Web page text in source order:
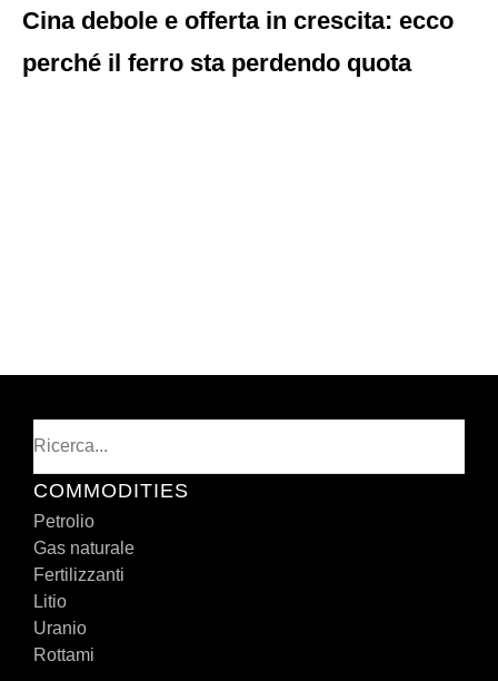
Cina debole e offerta in crescita: ecco
perché il ferro sta perdendo quota
COMMODITIES
Petrolio
Gas naturale
Fertilizzanti
Litio
Uranio
Rottami